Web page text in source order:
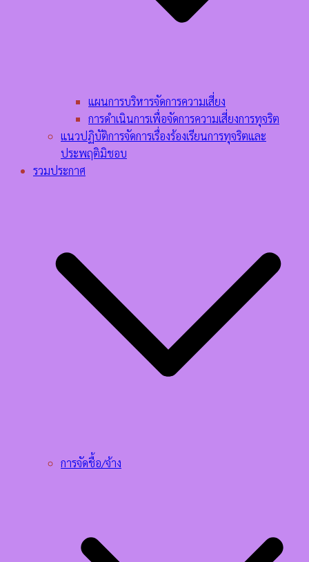
แผนการบริหารจัดการความเสี่ยง
การดำเนินการเพื่อจัดการความเสี่ยงการทุจริต
แนวปฏิบัติการจัดการเรื่องร้องเรียนการทุจริตและ
ประพฤติมิชอบ
รวมประกาศ
การจัดชื้อ/จ้าง